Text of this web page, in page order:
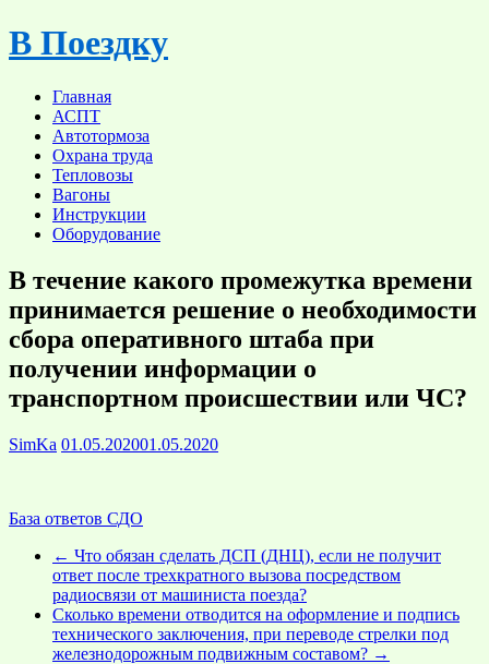
Skip
to
В Поездку
Главная
АСПТ
Автотормоза
Охрана труда
Тепловозы
Вагоны
Инструкции
Оборудование
В течение какого промежутка времени
принимается решение о необходимости
сбора оперативного штаба при
получении информации о
транспортном происшествии или ЧС?
SimKa 01.05.202001.05.2020
База ответов СДО
← Что обязан сделать ДСП (ДНЦ), если не получит
ответ после трехкратного вызова посредством
радиосвязи от машиниста поезда?
Сколько времени отводится на оформление и подпись
технического заключения, при переводе стрелки под
железнодорожным подвижным составом? →